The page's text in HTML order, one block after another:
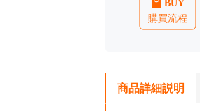
商品詳細説明